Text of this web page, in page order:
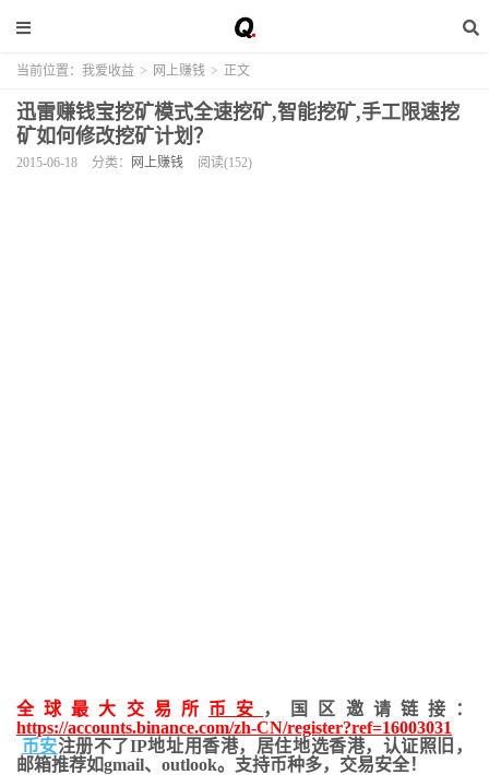
当前位置： 我爱收益 > 网上赚钱 > 正文
迅雷赚钱宝挖矿模式全速挖矿,智能挖矿,手工限速挖
矿如何修改挖矿计划？
2015-06-18 分类： 网上赚钱 阅读(152)
全球最大交易所 币安
，国区邀请链接：
https://accounts.binance.com/zh-CN/register?ref=16003031
币安注册不了IP地址用香港，居住地选香港，认证照旧，
邮箱推荐如gmail、outlook。支持币种多，交易安全！